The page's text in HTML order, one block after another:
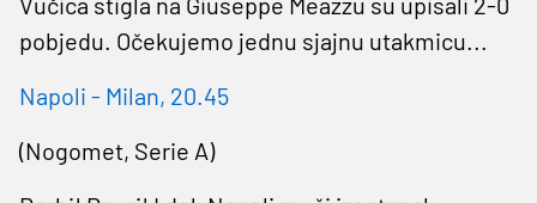
pobjedu. Očekujemo jednu sjajnu utakmicu...
Napoli - Milan, 20.45
(Nogomet, Serie A)